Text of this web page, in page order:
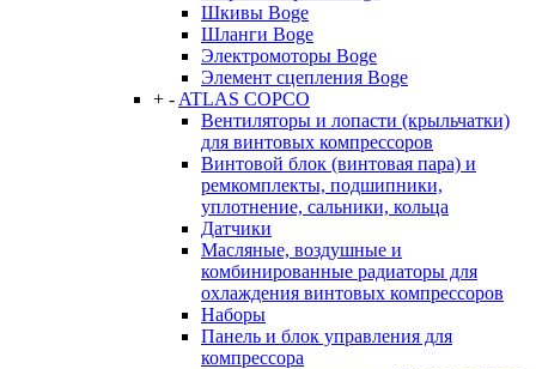
Шкивы Boge
Шланги Boge
Электромоторы Boge
Элемент сцепления Boge
+ - ATLAS COPCO
Вентиляторы и лопасти (крыльчатки)
для винтовых компрессоров
Винтовой блок (винтовая пара) и
ремкомплекты, подшипники,
уплотнение, сальники, кольца
Датчики
Масляные, воздушные и
комбинированные радиаторы для
охлаждения винтовых компрессоров
Наборы
Панель и блок управления для
компрессора